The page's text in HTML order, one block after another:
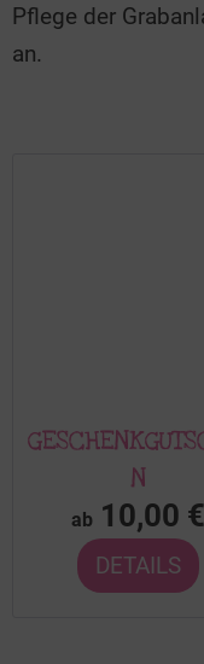
Pflege der
an.
N
ab 10,00 €
DETAILS